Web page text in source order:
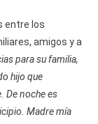
entre los
amigos y a
para su familia,
hijo que
De noche es
Madre mía